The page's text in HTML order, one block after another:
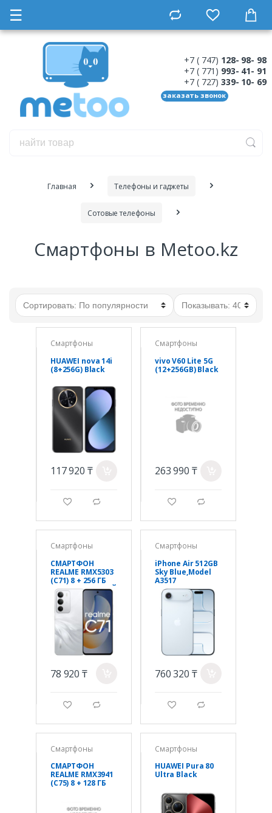
☰
+7 ( 747) 128- 98- 98
+7 ( 771) 993- 41- 91
+7 ( 727) 339- 10- 69
заказать звонок
Главная Телефоны и гаджеты
Сотовые телефоны
Смартфоны в Metoo.kz
Смартфоны
HUAWEI nova 14i
(8+256G) Black
117 920 ₸
g d
Смартфоны
vivo V60 Lite 5G
(12+256GB) Black
263 990 ₸
g d
Смартфоны
СМАРТФОН
REALME RMX5303
(C71) 8 + 256 ГБ
(RU) ЦВЕТ:БЕЛЫЙ
78 920 ₸
g d
Смартфоны
iPhone Air 512GB
Sky Blue,Model
A3517
760 320 ₸
g d
Смартфоны
СМАРТФОН
REALME RMX3941
(C75) 8 + 128 ГБ
Смартфоны
HUAWEI Pura 80
Ultra Black